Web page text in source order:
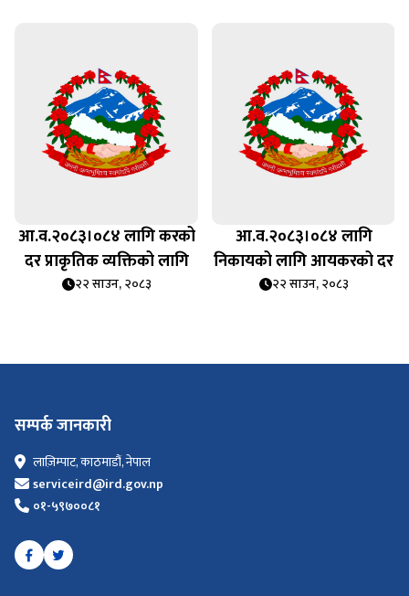
आ.व.२०८३।०८४ लागि करको
दर प्राकृतिक व्यक्तिको लागि
२२ साउन, २०८३
आ.व.२०८३।०८४ लागि
निकायको लागि आयकरको दर
२२ साउन, २०८३
सम्पर्क जानकारी
लाज़िम्पाट, काठमाडौं, नेपाल
serviceird@ird.gov.np
०१-५९७००८१